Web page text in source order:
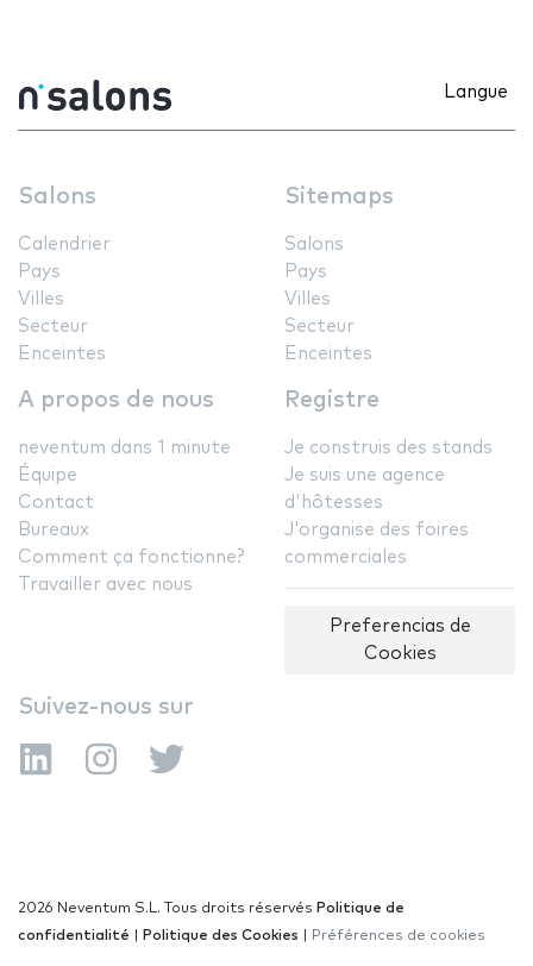
Langue
Salons
Calendrier
Pays
Villes
Secteur
Enceintes
Sitemaps
Salons
Pays
Villes
Secteur
Enceintes
A propos de nous
neventum dans 1 minute
Équipe
Contact
Bureaux
Comment ça fonctionne?
Travailler avec nous
Registre
Je construis des stands
Je suis une agence
d'hôtesses
J'organise des foires
commerciales
Preferencias de
Cookies
Suivez-nous sur
2026 Neventum S.L. Tous droits réservés Politique de
confidentialité
Politique des Cookies Préférences de cookies